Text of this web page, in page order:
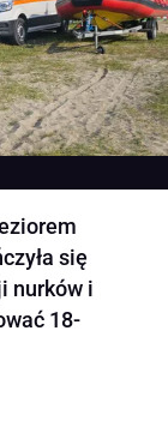
się
nurków i
18-